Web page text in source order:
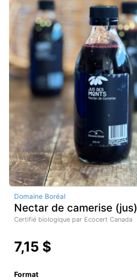
Domaine Boréal
Nectar de camerise (jus)
Certifié biologique par Ecocert Canada
7,15 $
Format